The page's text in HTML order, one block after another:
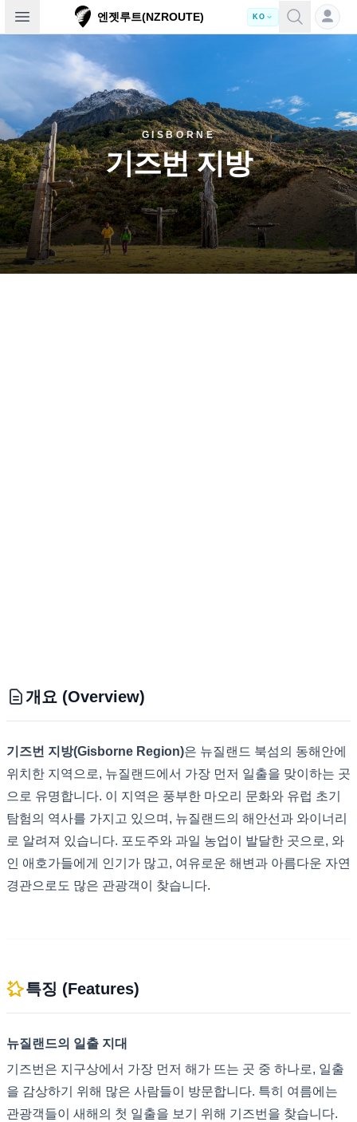
Open sidebar 엔젯루트(NZROUTE) KO
GISBORNE
기즈번 지방
개요 (Overview)
기즈번 지방(Gisborne Region)은 뉴질랜드 북섬의 동해안에
위치한 지역으로, 뉴질랜드에서 가장 먼저 일출을 맞이하는 곳
으로 유명합니다. 이 지역은 풍부한 마오리 문화와 유럽 초기
탐험의 역사를 가지고 있으며, 뉴질랜드의 해안선과 와이너리
로 알려져 있습니다. 포도주와 과일 농업이 발달한 곳으로, 와
인 애호가들에게 인기가 많고, 여유로운 해변과 아름다운 자연
경관으로도 많은 관광객이 찾습니다.
특징 (Features)
뉴질랜드의 일출 지대
기즈번은 지구상에서 가장 먼저 해가 뜨는 곳 중 하나로, 일출
을 감상하기 위해 많은 사람들이 방문합니다. 특히 여름에는
관광객들이 새해의 첫 일출을 보기 위해 기즈번을 찾습니다.